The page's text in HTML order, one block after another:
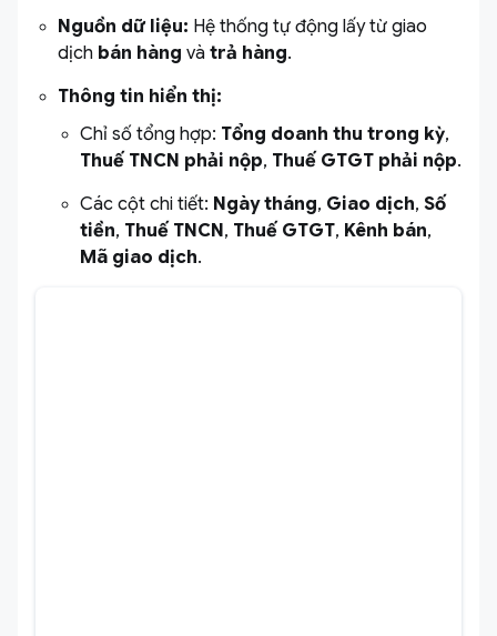
Nguồn dữ liệu: Hệ thống tự động lấy từ giao
dịch bán hàng và trả hàng.
Thông tin hiển thị:
Chỉ số tổng hợp: Tổng doanh thu trong kỳ,
Thuế TNCN phải nộp, Thuế GTGT phải nộp.
Các cột chi tiết: Ngày tháng, Giao dịch, Số
tiền, Thuế TNCN, Thuế GTGT, Kênh bán,
Mã giao dịch.